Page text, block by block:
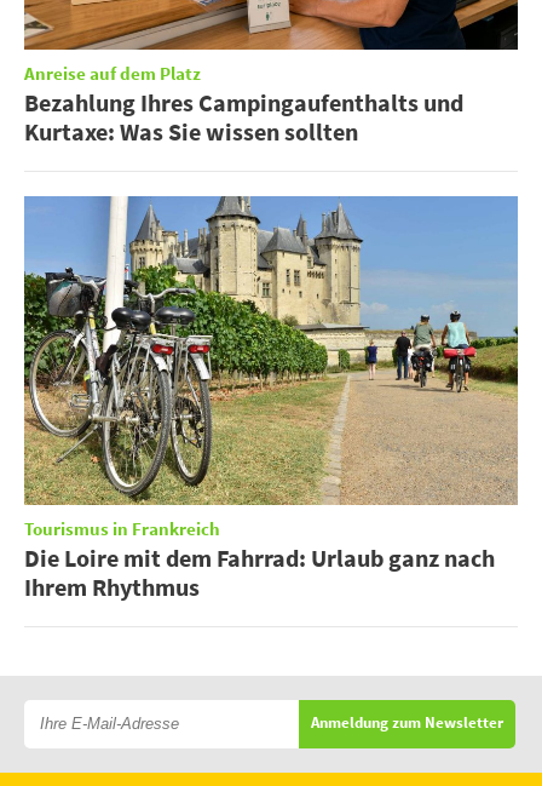
Anreise auf dem Platz
Bezahlung Ihres Campingaufenthalts und
Kurtaxe: Was Sie wissen sollten
Tourismus in Frankreich
Die Loire mit dem Fahrrad: Urlaub ganz nach
Ihrem Rhythmus
Anmeldung zum Newsletter